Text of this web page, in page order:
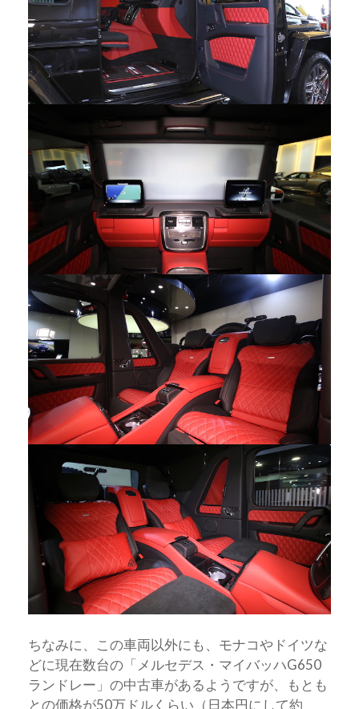
ちなみに、この車両以外にも、モナコやドイツな
どに現在数台の「メルセデス・マイバッハG650
ランドレー」の中古車があるようですが、もとも
との価格が50万ドルくらい（日本円にして約